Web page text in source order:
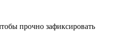
прочно зафиксировать